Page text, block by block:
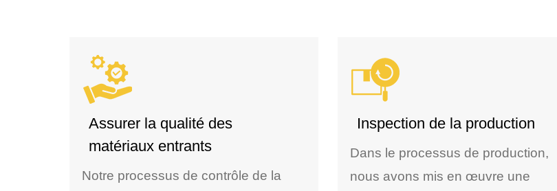
Assurer la qualité des
matériaux entrants
Notre processus de contrôle de la
Inspection de la production
Dans le processus de production,
nous avons mis en œuvre une